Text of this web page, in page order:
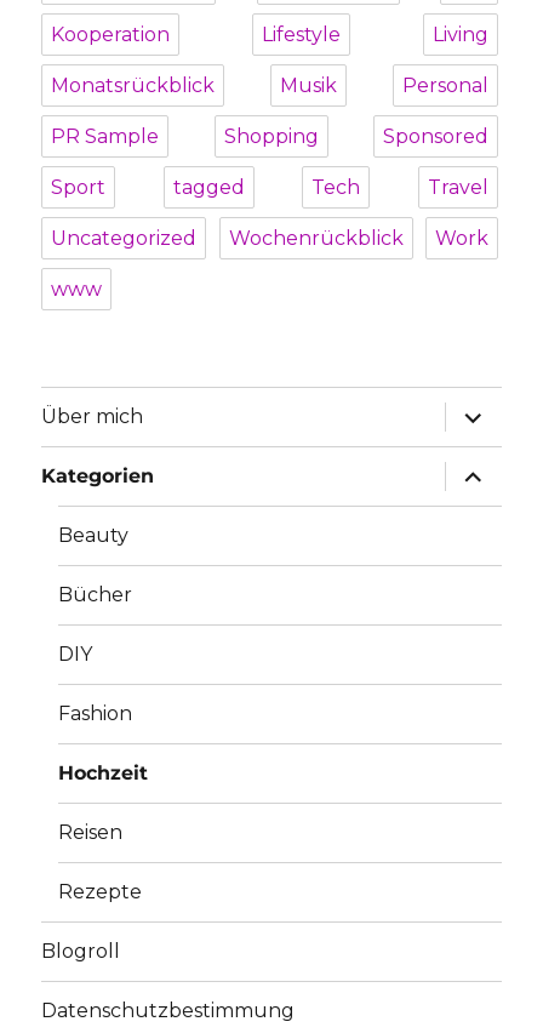
Kooperation Lifestyle Living
Monatsrückblick Musik Personal
PR Sample Shopping Sponsored
Sport tagged Tech Travel
Uncategorized Wochenrückblick Work
www
Über mich
öffnen
Kategorien
öffnen
Beauty
Bücher
DIY
Fashion
Hochzeit
Reisen
Rezepte
Blogroll
Datenschutzbestimmung